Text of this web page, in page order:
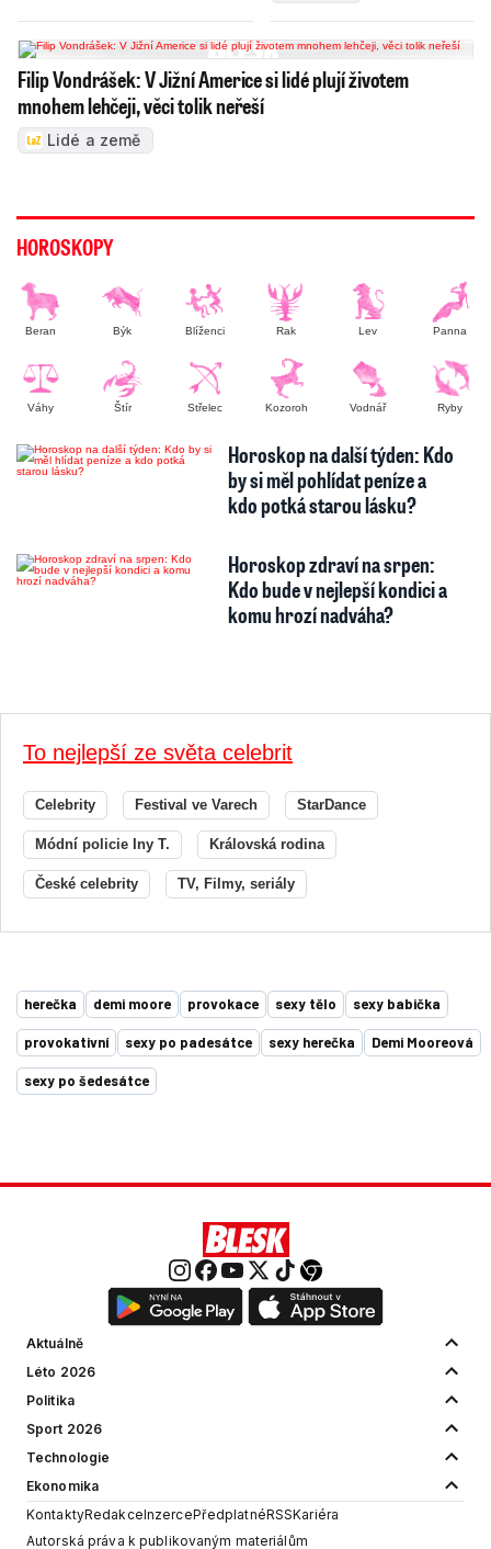
Filip Vondrášek: V Jižní Americe si lidé plují životem
mnohem lehčeji, věci tolik neřeší
Lidé a země
HOROSKOPY
Beran Býk Blíženci Rak Lev Panna
Váhy Štír Střelec Kozoroh Vodnář Ryby
Horoskop na další týden: Kdo
by si měl pohlídat peníze a
kdo potká starou lásku?
Horoskop zdraví na srpen:
Kdo bude v nejlepší kondici a
komu hrozí nadváha?
To nejlepší ze světa celebrit
Celebrity Festival ve Varech StarDance
Módní policie Iny T. Královská rodina
České celebrity TV, Filmy, seriály
herečka demi moore provokace sexy tělo sexy babička
provokativní sexy po padesátce sexy herečka Demi Mooreová
sexy po šedesátce
Aktuálně
Léto 2026
Politika
Sport 2026
Technologie
Ekonomika
KontaktyRedakceInzercePředplatnéRSSKariéra
Autorská práva k publikovaným materiálům